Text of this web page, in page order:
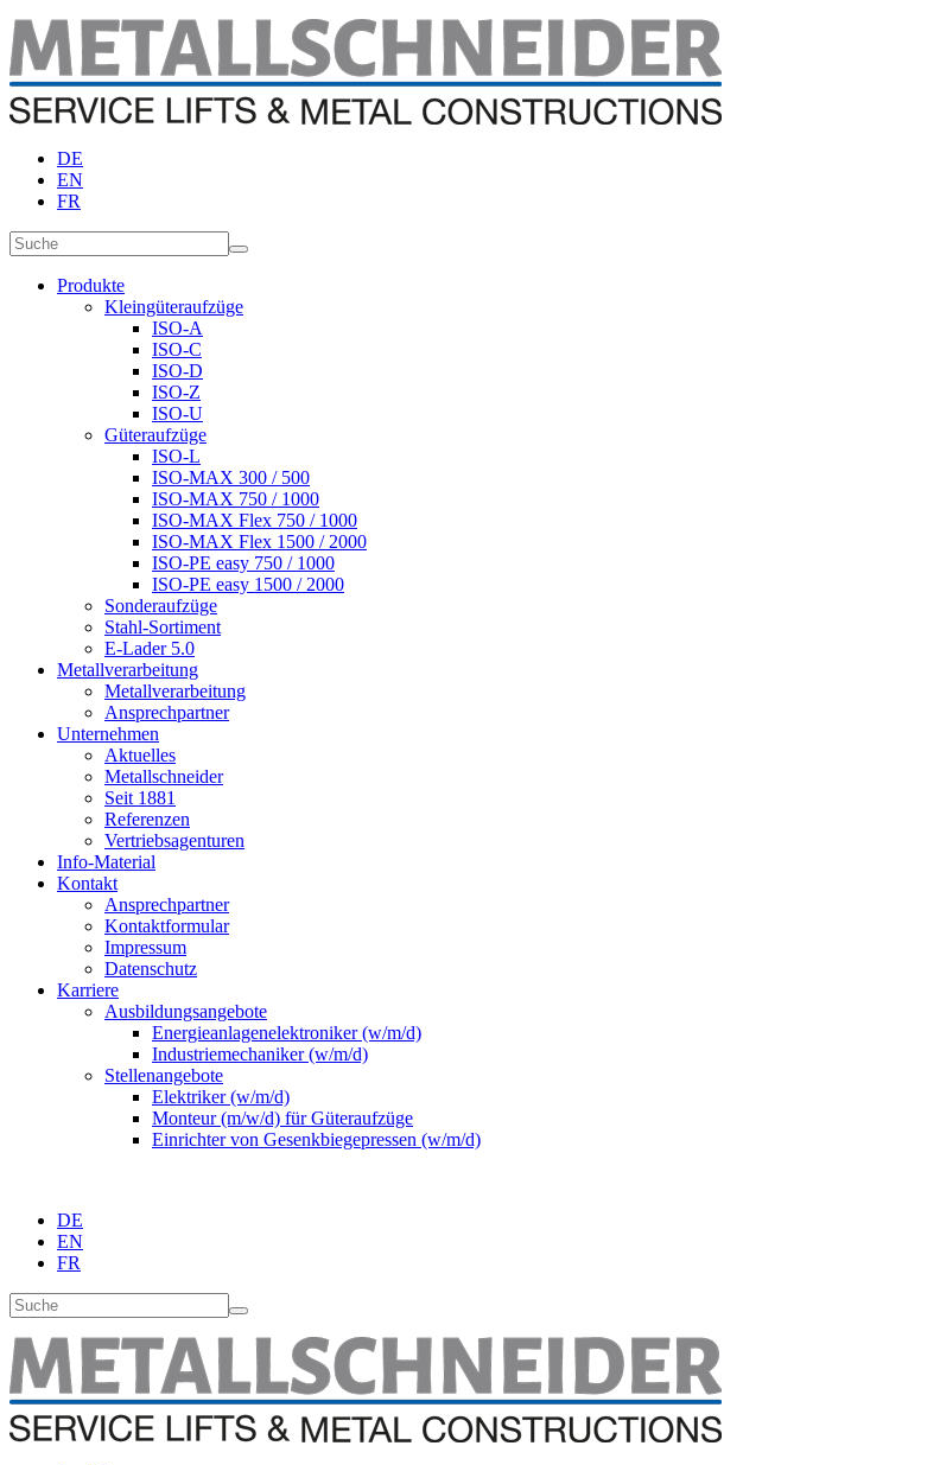
DE
EN
FR
Produkte
Kleingüteraufzüge
ISO-A
ISO-C
ISO-D
ISO-Z
ISO-U
Güteraufzüge
ISO-L
ISO-MAX 300 / 500
ISO-MAX 750 / 1000
ISO-MAX Flex 750 / 1000
ISO-MAX Flex 1500 / 2000
ISO-PE easy 750 / 1000
ISO-PE easy 1500 / 2000
Sonderaufzüge
Stahl-Sortiment
E-Lader 5.0
Metallverarbeitung
Metallverarbeitung
Ansprechpartner
Unternehmen
Aktuelles
Metallschneider
Seit 1881
Referenzen
Vertriebsagenturen
Info-Material
Kontakt
Ansprechpartner
Kontaktformular
Impressum
Datenschutz
Karriere
Ausbildungsangebote
Energieanlagenelektroniker (w/m/d)
Industriemechaniker (w/m/d)
Stellenangebote
Elektriker (w/m/d)
Monteur (m/w/d) für Güteraufzüge
Einrichter von Gesenkbiegepressen (w/m/d)
DE
EN
FR